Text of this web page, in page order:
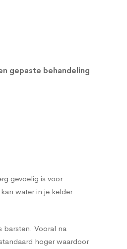
gepaste behandeling
gevoelig is voor
water in je kelder
barsten. Vooral na
hoger waardoor